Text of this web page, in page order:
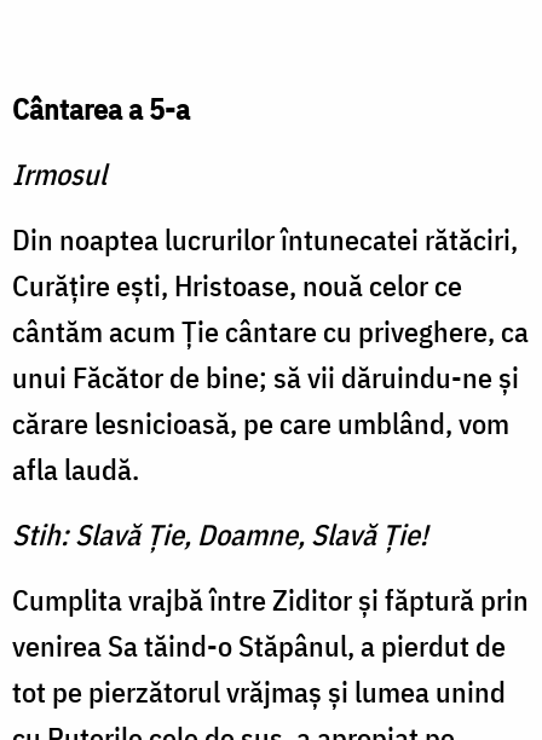
Cântarea a 5-a
Irmosul
Din noaptea lucrurilor întunecatei rătăciri,
Curăţire eşti, Hristoase, nouă celor ce
cântăm acum Ţie cântare cu priveghere, ca
unui Făcător de bine; să vii dăruindu-ne şi
cărare lesnicioasă, pe care umblând, vom
afla laudă.
Stih: Slavă Ţie, Doamne, Slavă Ţie!
Cumplita vrajbă între Ziditor şi făptură prin
venirea Sa tăind-o Stăpânul, a pierdut de
tot pe pierzătorul vrăjmaş şi lumea unind